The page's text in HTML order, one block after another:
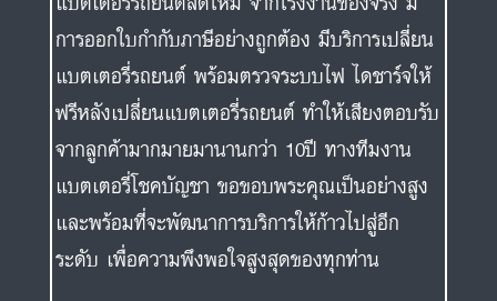
การออกใบกำกับภาษีอย่างถูกต้อง มีบริการเปลี่ยน
แบตเตอรี่รถยนต์ พร้อมตรวจระบบไฟ ไดชาร์จให้
ฟรีหลังเปลี่ยนแบตเตอรี่รถยนต์ ทำให้เสียงตอบรับ
จากลูกค้ามากมายมานานกว่า 10ปี ทางทีมงาน
แบตเตอรี่โชคบัญชา ขอขอบพระคุณเป็นอย่างสูง
และพร้อมที่จะพัฒนาการบริการให้ก้าวไปสู่อีก
ระดับ เพื่อความพึงพอใจสูงสุดของทุกท่าน